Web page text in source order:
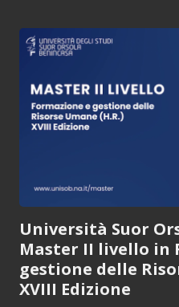
Università Suor
Master II livello in
gestione delle
XVIII Edizione